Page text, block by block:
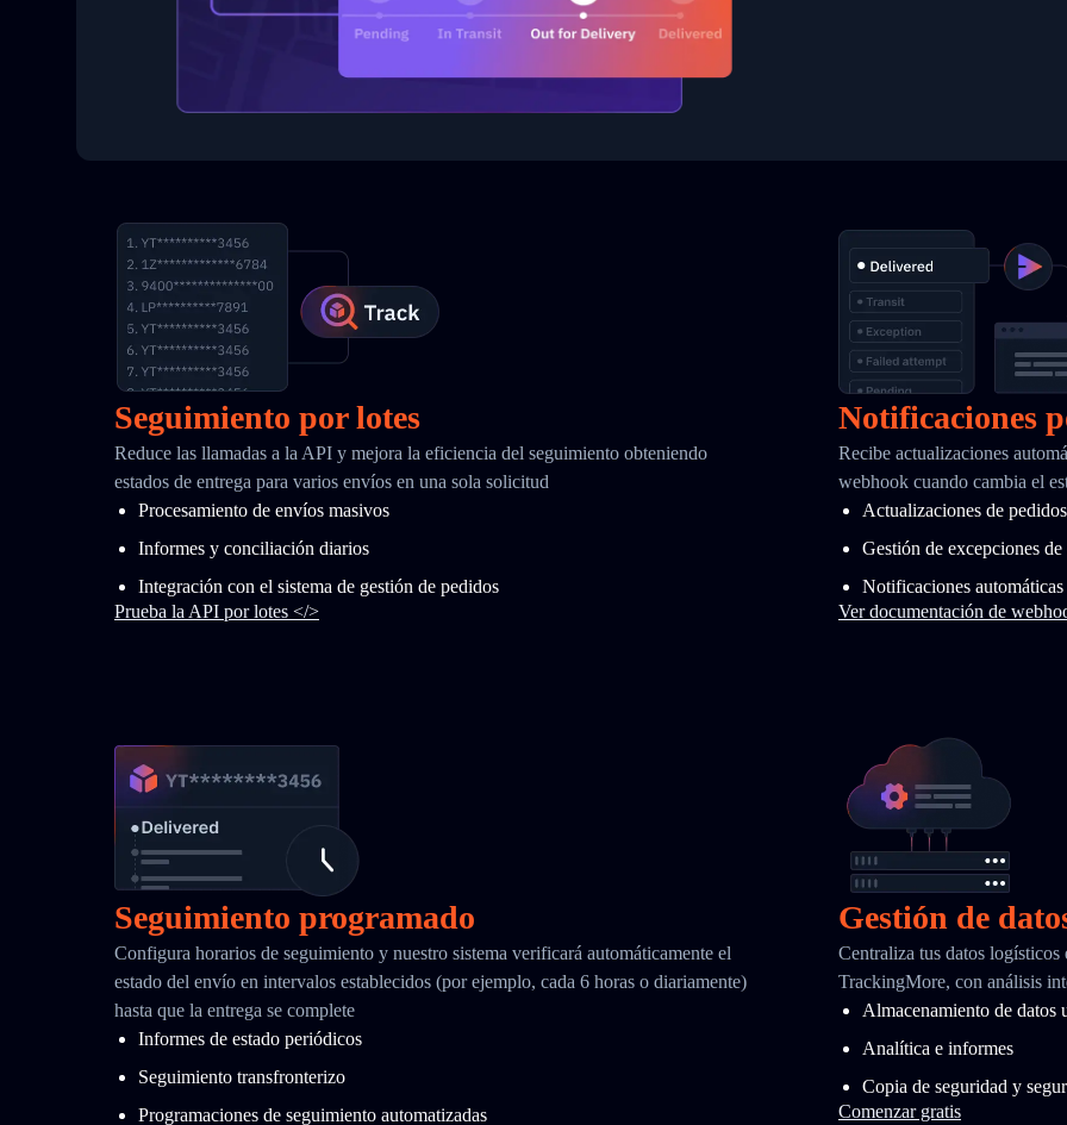
Seguimiento por lotes
Reduce las llamadas a la API y mejora la eficiencia del seguimiento obteniendo
estados de entrega para varios envíos en una sola solicitud
Procesamiento de envíos masivos
Informes y conciliación diarios
Integración con el sistema de gestión de pedidos
Prueba la API por lotes </>
Notificaciones
Recibe actualizaciones
webhook cuando cambia el
Actualizaciones de
Gestión de excepciones de
Notificaciones
Ver documentación de
Seguimiento programado
Configura horarios de seguimiento y nuestro sistema verificará automáticamente el
estado del envío en intervalos establecidos (por ejemplo, cada 6 horas o diariamente)
hasta que la entrega se complete
Informes de estado periódicos
Seguimiento transfronterizo
Programaciones de seguimiento automatizadas
Gestión de
Centraliza tus datos logísticos
TrackingMore, con análisis
Almacenamiento de datos
Analítica e informes
Copia de seguridad y
Comenzar gratis